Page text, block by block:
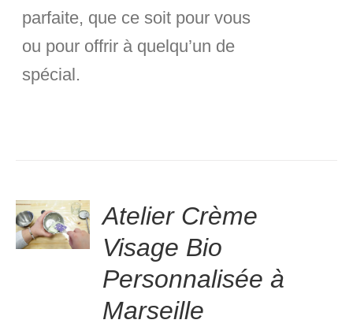
parfaite, que ce soit pour vous
ou pour offrir à quelqu’un de
spécial.
sur
Atelier Crème
Visage Bio
Personnalisée à
Marseille